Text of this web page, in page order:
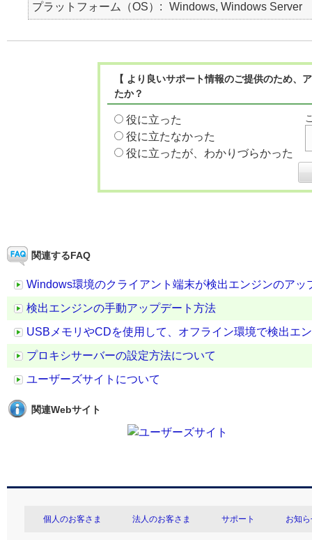
プラットフォーム（OS） Windows, Windows Server
【 より良いサポート情報のご提供のため
たか？
役に立った
役に立たなかった
役に立ったが、わかりづらかった
関連するFAQ
Windows環境のクライアント端末が検出エンジンのアッ
検出エンジンの手動アップデート方法
USBメモリやCDを使用して、オフライン環境で検出エ
プロキシサーバーの設定方法について
ユーザーズサイトについて
関連Webサイト
個人のお客さま 法人のお客さま サポート お知